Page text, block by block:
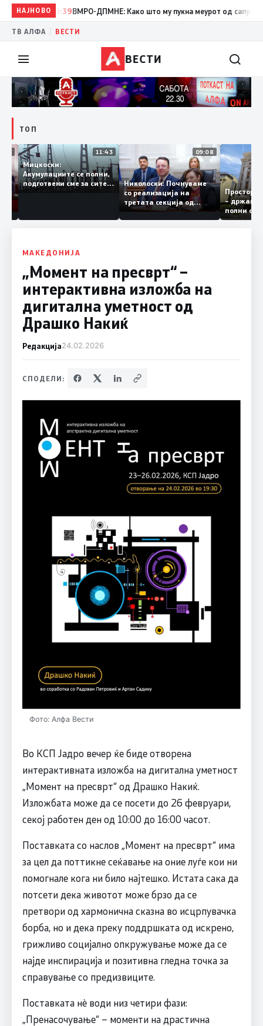
НАЈНОВО
19:39 ВМРО-ДПМНЕ: Како што му пукна меурот од сапуница
ТВ АЛФА ВЕСТИ
ВЕСТИ
ТОП
12:03
за
11:43
Мицкоски:
Акумулациите се полни,
подготвени сме за сите
ризици, не размислување
09:08
Николоски: Почнуваме
со реализација на
третата секција од
железничкиот Коридор
8, Македонија станува
–
полни
МАКЕДОНИЈА
„Момент на пресврт“ –
интерактивна изложба на
дигитална уметност од
Драшко Накиќ
Редакција24.02.2026
СПОДЕЛИ:
Фото: Алфа Вести
Во КСП Јадро вечер ќе биде отворена
интерактивната изложба на дигитална уметност
„Момент на пресврт“ од Драшко Накиќ.
Изложбата може да се посети до 26 февруари,
секој работен ден од 10:00 до 16:00 часот.
Поставката со наслов „Момент на пресврт“ има
за цел да поттикне сеќавање на оние луѓе кои ни
помогнале кога ни било најтешко. Истата сака да
потсети дека животот може брзо да се
претвори од хармонична сказна во исцрпувачка
борба, но и дека преку поддршката од искрено,
грижливо социјално опкружување може да се
најде инспирација и позитивна гледна точка за
справување со предизвиците.
Поставката нè води низ четири фази:
„Пренасочување“ – моменти на драстична